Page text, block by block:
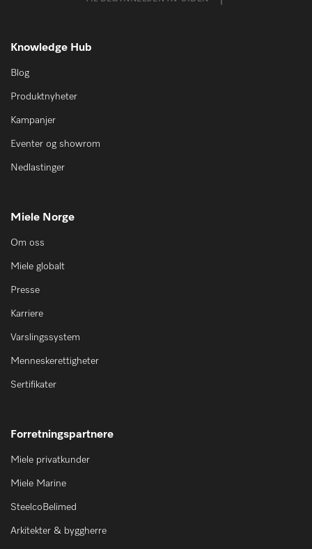
Knowledge Hub
Blog
Produktnyheter
Kampanjer
Eventer og showrom
Nedlastinger
Miele Norge
Om oss
Miele globalt
Presse
Karriere
Varslingssystem
Menneskerettigheter
Sertifikater
Forretningspartnere
Miele privatkunder
Miele Marine
SteelcoBelimed
Arkitekter & byggherre